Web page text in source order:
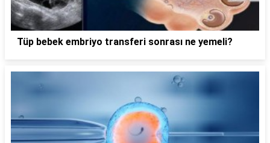
Tüp bebek embriyo transferi sonrası ne yemeli?